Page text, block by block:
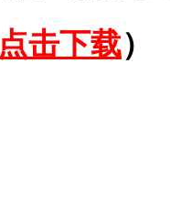
点击下载）